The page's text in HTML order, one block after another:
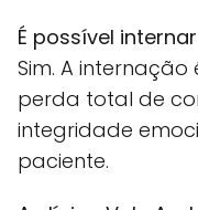
É possível
Sim. A
perda total de
integridade
paciente.